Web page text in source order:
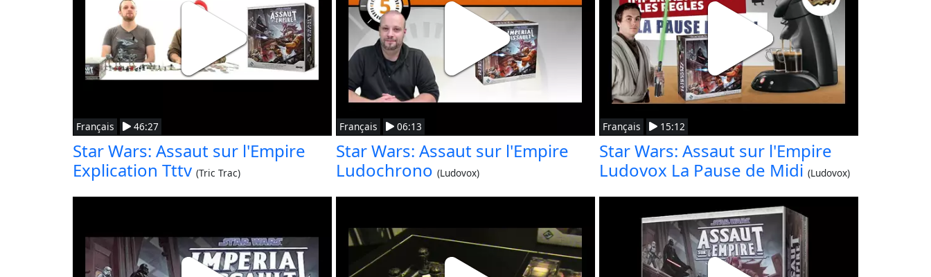
Français 46:27
Star Wars: Assaut sur l'Empire
Explication Tttv (Tric Trac)
Français 06:13
Star Wars: Assaut sur l'Empire
Ludochrono (Ludovox)
Français 15:12
Star Wars: Assaut sur l'Empire
Ludovox La Pause de Midi (Ludovox)